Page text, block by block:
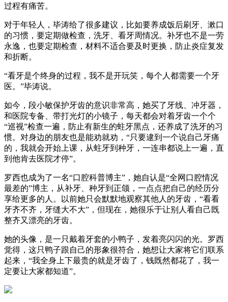
过程有痛苦。
对于年轻人，毕涛给了很多建议，比如要养成饭后刷牙、漱口
的习惯，要定期做检查，洗牙、看牙周情况。补牙也不是一劳
永逸，也要定期检查，材料不适合要及时更换，防止炎症复发
和折断。
“看牙是个终身的过程，我不是开玩笑，每个人都需要一个牙
医。”毕涛说。
如今，段小敏保护牙齿的意识非常高，她买了牙线、冲牙器，
和医院专备、带打光灯的小镜子，每天都会对着牙齿一个个
“巡视”检查一遍，防止有新生的蛀牙黑点，还养成了洗牙的习
惯。对身边的朋友也是能劝就劝，“只要逮到一个说自己牙痛
的，我就会开始上课，从蛀牙到种牙，一连串都说上一遍，直
到他肯去医院才停”。
罗西也成为了一名“口腔科普博主”，她自认是“全网口腔情况
最差的”博主，从补牙、种牙到正颌，一点点把自己的经历分
享给更多的人。以前她只会默默地观察其他人的牙齿，“看看
牙齐不齐，牙缝大不大”，但现在，她很乐于让别人看自己既
整齐又漂亮的牙齿。
她的头像，是一只戴着牙套的小鸭子，发着亮闪闪的光。罗西
觉得，这只鸭子跟自己的形象很符合，她想让大家将它们联系
起来，“我全身上下最贵的就是牙齿了，钱既然都花了，我一
定要让大家都知道”。